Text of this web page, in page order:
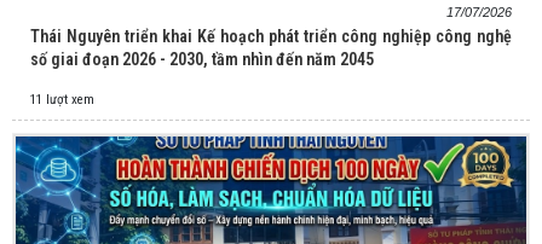
17/07/2026
Thái Nguyên triển khai Kế hoạch phát triển công nghiệp công nghệ
số giai đoạn 2026 - 2030, tầm nhìn đến năm 2045
11 lượt xem